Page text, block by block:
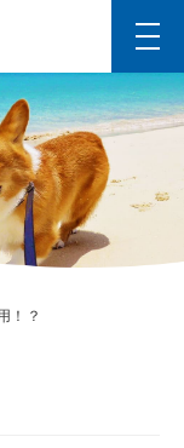
！？
t
o
g
g
l
v
a